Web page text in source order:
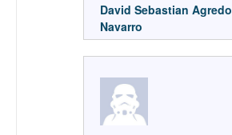
David Sebastian Agredo
Navarro